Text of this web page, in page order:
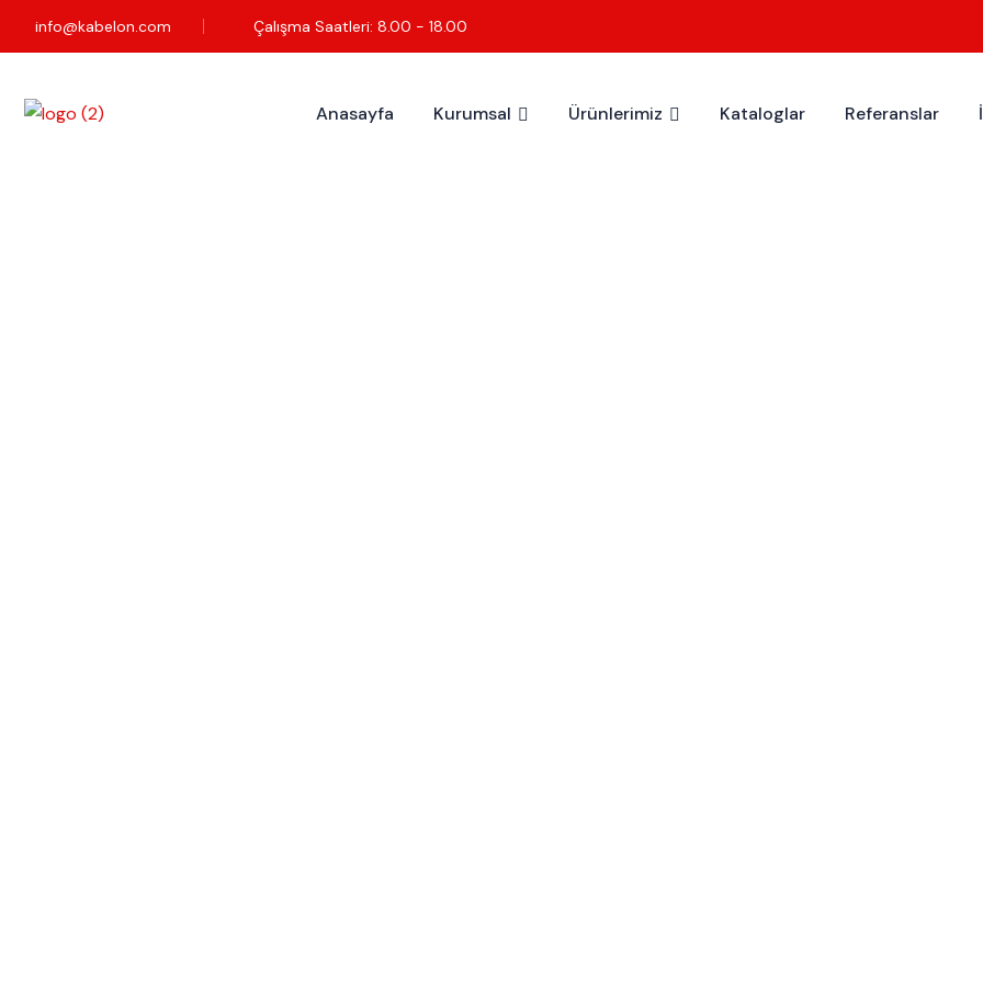
info@kabelon.com Çalışma Saatleri: 8.00 - 18.00
Anasayfa Kurumsal Ürünlerimiz Kataloglar Referanslar